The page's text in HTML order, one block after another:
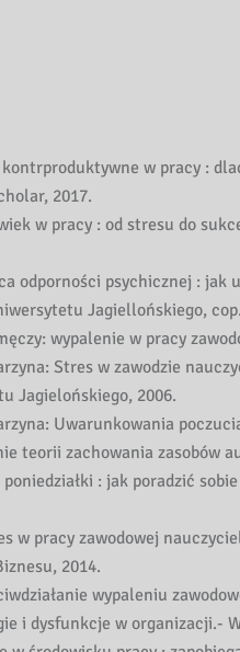
w pracy :
2017.
w pracy : od stresu do
odporności psychicznej : jak
Jagiellońskiego,
wypalenie w pracy
Stres w zawodzie
Jagielońskiego, 2006.
Uwarunkowania
teorii zachowania zasobów
: jak poradzić
w pracy zawodowej
2014.
wypaleniu
i dysfunkcje w organizacji.-